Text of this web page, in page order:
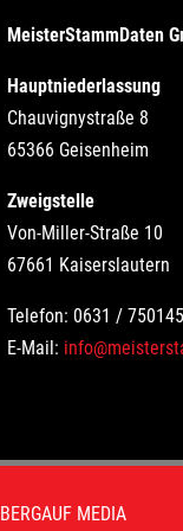
MeisterStammDaten
Hauptniederlassung
Chauvignystraße 8
65366 Geisenheim
Zweigstelle
Von-Miller-Straße 10
67661 Kaiserslautern
Telefon: 0631 /
E-Mail:
BERGAUF MEDIA